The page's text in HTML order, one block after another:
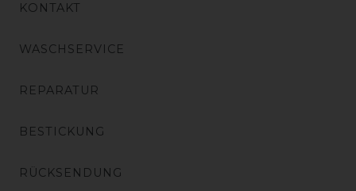
KONTAKT
WASCHSERVICE
REPARATUR
BESTICKUNG
RÜCKSENDUNG